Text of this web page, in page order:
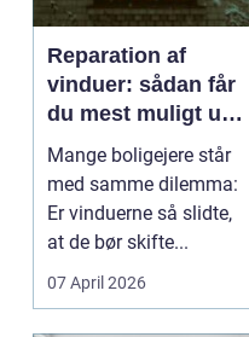
Reparation af
vinduer: sådan får
du mest muligt ud
af dine gamle
vinduer
Mange boligejere står
med samme dilemma:
Er vinduerne så slidte,
at de bør skifte...
07 April 2026